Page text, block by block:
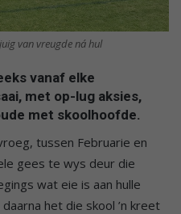
van vreugde ná hul
vanaf elke
met op-lug aksies,
met skoolhoofde.
tussen Februarie en
gees te wys deur die
wat eie is aan hulle
het die skool ’n kreet